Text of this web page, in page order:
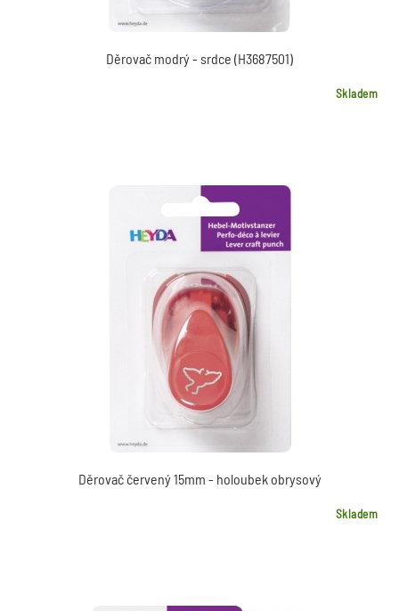
Děrovač modrý - srdce (H3687501)
Skladem
Děrovač červený 15mm - holoubek obrysový
Skladem